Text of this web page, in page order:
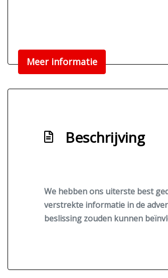
Meer informatie
Beschrijving
We hebben ons uiterste best
verstrekte informatie in de
beslissing zouden kunnen